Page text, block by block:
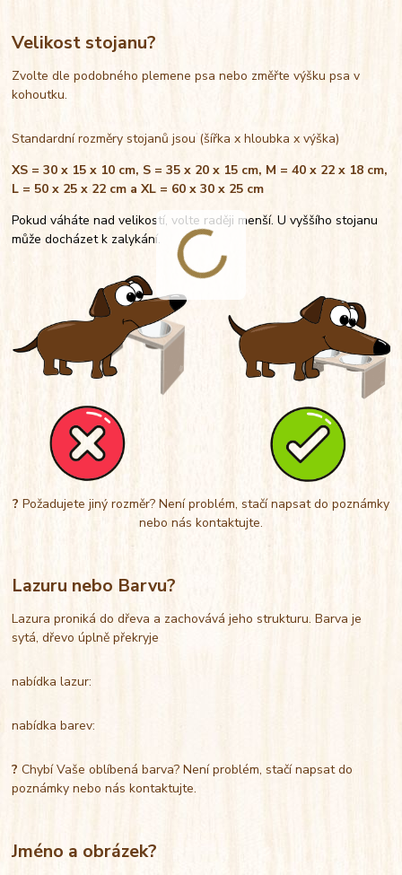
Velikost stojanu?
Zvolte dle podobného plemene psa nebo změřte výšku psa v
kohoutku.
Standardní rozměry stojanů jsou (šířka x hloubka x výška)
XS = 30 x 15 x 10 cm, S = 35 x 20 x 15 cm, M = 40 x 22 x 18 cm,
L = 50 x 25 x 22 cm a XL = 60 x 30 x 25 cm
Pokud váháte nad velikostí, volte raději menší. U vyššího stojanu
může docházet k zalykání.
? Požadujete jiný rozměr? Není problém, stačí napsat do poznámky
nebo nás kontaktujte.
Lazuru nebo Barvu?
Lazura proniká do dřeva a zachovává jeho strukturu. Barva je
sytá, dřevo úplně překryje
nabídka lazur:
nabídka barev:
?Chybí Vaše oblíbená barva? Není problém, stačí napsat do
poznámky nebo nás kontaktujte.
Jméno a obrázek?